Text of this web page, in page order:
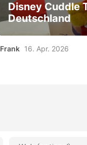
Disney Cuddle
Deutschland
Frank 16. Apr. 2026